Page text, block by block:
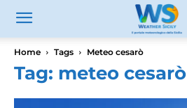
Home Tags Meteo cesarò
Tag: meteo cesarò